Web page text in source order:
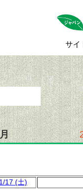
サイ
17 (土)